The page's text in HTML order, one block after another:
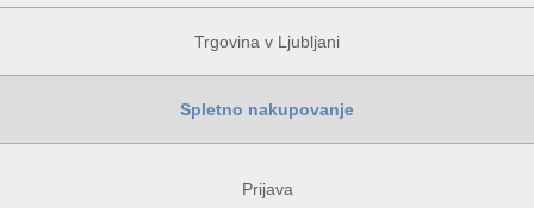
Trgovina v Ljubljani
Spletno nakupovanje
Prijava